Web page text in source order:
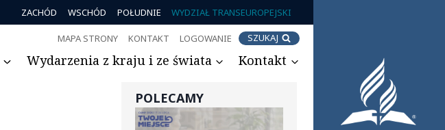
ZACHÓD WSCHÓD POŁUDNIE WYDZIAŁ TRANSEUROPEJSKI
MAPA STRONY KONTAKT LOGOWANIE SZUKAJ
Wydarzenia z kraju i ze świata Kontakt
POLECAMY